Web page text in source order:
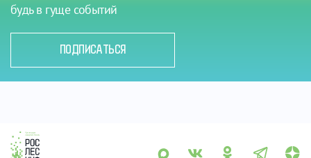
будь в гуще событий
ПОДПИСАТЬСЯ